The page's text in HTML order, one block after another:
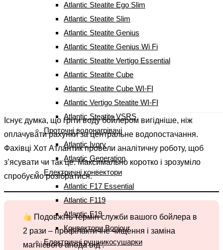
Atlantic Steatite Ego Slim
Atlantic Steatite Slim
Atlantic Steatite Genius
Atlantic Steatite Genius Wi Fi
Atlantic Steatite Vertigo Essential
Atlantic Steatite Cube
Atlantic Steatite Cube WI-FI
Atlantic Vertigo Steatite WI-FI
Atlantic Steatite VSRS
Проточні водонагрівачі
Atlantic Ivory
Atlantic Generation
Електричні конвектори
Atlantic F17 Essential
Atlantic F119
Atlantic F19
Конвектори Bonjour
Електричні рушникосушарки
Останнім часом існує тенденція відмови користувачів
від центрального водопостачання та перехід на
альтернативні методи нагріву води. Один із варіантів
отримання гарячої води – цеелектричні водонагрівачі
Пов’язано це з постійним зростанням цін на газ, що
відповідно призводить до підвищення вартості гарячої
води для населення.
Існує думка, що гріти воду бойлером вигідніше, ніж
оплачувати рахунки за центральне водопостачання.
Фахівці Хот Атлантик провели аналітичну роботу, щоб
з’ясувати чи так це. Максимально коротко і зрозуміло
спробуємо розібратися.
Подовжіть термін служби вашого бойлера в
2 рази – профілактичне чищення і заміна
магнієвого анода від :